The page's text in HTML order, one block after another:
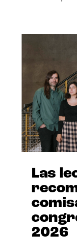
Las
2026